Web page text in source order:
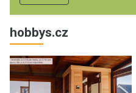
hobbys.cz